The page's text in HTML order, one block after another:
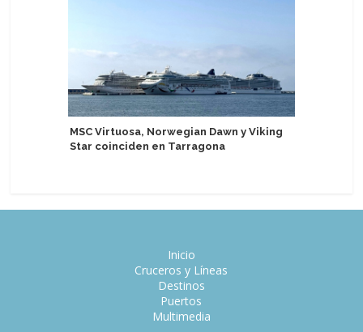
MSC Virtuosa, Norwegian Dawn y Viking
Star coinciden en Tarragona
Inicio
Cruceros y Líneas
Destinos
Puertos
Multimedia